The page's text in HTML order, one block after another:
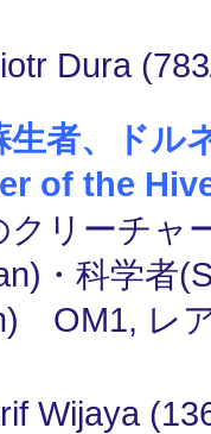
Dura
生者、ドル
of the
クリーチャ
・科学者
OM1, レ
Wijaya